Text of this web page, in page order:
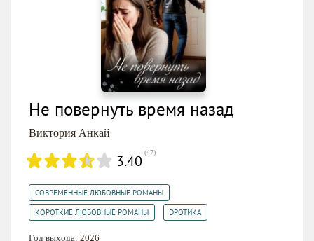
Не повернуть время назад
Виктория Анкай
3.40 (47)
СОВРЕМЕННЫЕ ЛЮБОВНЫЕ РОМАНЫ
КОРОТКИЕ ЛЮБОВНЫЕ РОМАНЫ ЭРОТИКА
Год выхода: 2026